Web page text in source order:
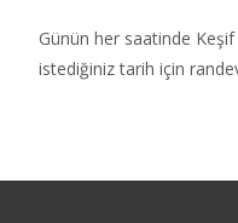
Günün her saatinde
istediğiniz tarih için